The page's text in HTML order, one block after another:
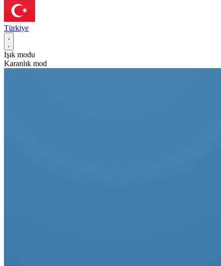
Türkiye
Işık modu
Karanlık mod